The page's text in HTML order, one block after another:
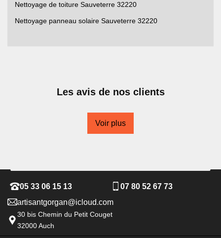
Nettoyage de toiture Sauveterre 32220
Nettoyage panneau solaire Sauveterre 32220
Les avis de nos clients
Voir plus
05 33 06 15 13
07 80 52 67 73
artisantgorgan@icloud.com
30 bis Chemin du Petit Couget
32000 Auch